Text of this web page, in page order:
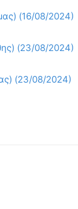
(16/08/2024)
(23/08/2024)
(23/08/2024)